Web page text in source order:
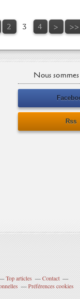
2 3 4 > >>
Nous
Rss
Top articles
Contact
Préférences cookies